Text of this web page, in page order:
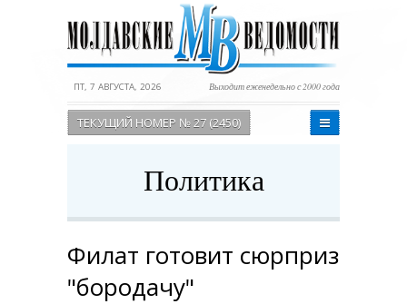
ПТ, 7 АВГУСТА, 2026 Выходит еженедельно с 2000 года
ТЕКУЩИЙ НОМЕР № 27 (2450)
Политика
Филат готовит сюрприз
"бородачу"